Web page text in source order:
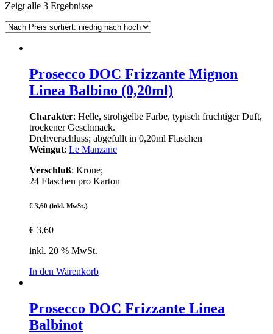
Zeigt alle 3 Ergebnisse
Prosecco DOC Frizzante Mignon
Linea Balbino (0,20ml)
Charakter: Helle, strohgelbe Farbe, typisch fruchtiger Duft,
trockener Geschmack.
Drehverschluss; abgefüllt in 0,20ml Flaschen
Weingut: Le Manzane
Verschluß: Krone;
24 Flaschen pro Karton
€ 3,60 (inkl. MwSt.)
€ 3,60
inkl. 20 % MwSt.
In den Warenkorb
Prosecco DOC Frizzante Linea
Balbinot